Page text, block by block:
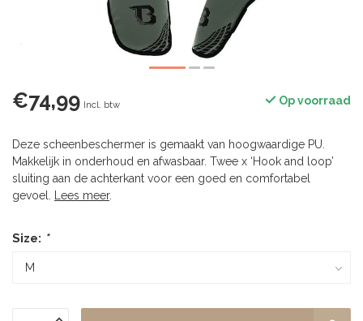
€74,99 Incl. btw Op voorraad
Deze scheenbeschermer is gemaakt van hoogwaardige PU.
Makkelijk in onderhoud en afwasbaar. Twee x ‘Hook and loop’
sluiting aan de achterkant voor een goed en comfortabel
gevoel.
Lees meer.
Size: *